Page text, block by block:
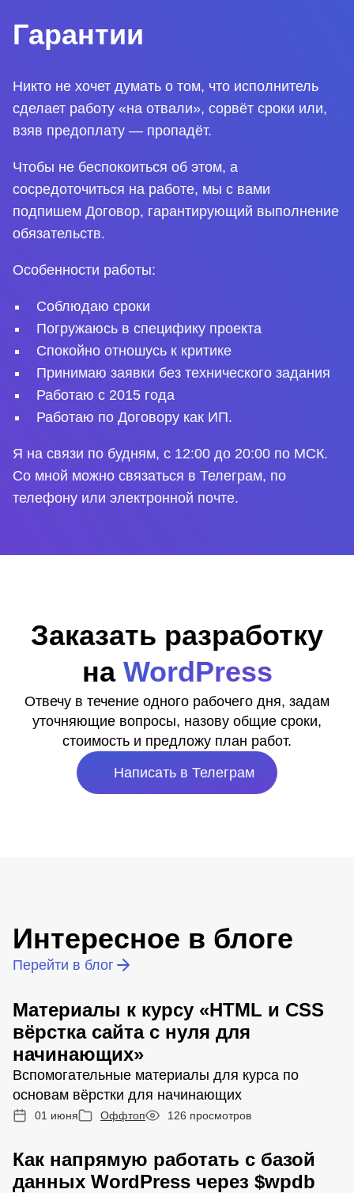
Гарантии
Никто не хочет думать о том, что исполнитель
сделает работу «на отвали», сорвёт сроки или,
взяв предоплату — пропадёт.
Чтобы не беспокоиться об этом, а
сосредоточиться на работе, мы с вами
подпишем Договор, гарантирующий выполнение
обязательств.
Особенности работы:
Соблюдаю сроки
Погружаюсь в специфику проекта
Спокойно отношусь к критике
Принимаю заявки без технического задания
Работаю с 2015 года
Работаю по Договору как ИП.
Я на связи по будням, с 12:00 до 20:00 по МСК.
Со мной можно связаться в Телеграм, по
телефону или электронной почте.
Заказать разработку
на WordPress
Отвечу в течение одного рабочего дня, задам
уточняющие вопросы, назову общие сроки,
стоимость и предложу план работ.
Написать в Телеграм
Интересное в блоге
Перейти в блог
Материалы к курсу «HTML и CSS
вёрстка сайта с нуля для
начинающих»
Вспомогательные материалы для курса по
основам вёрстки для начинающих
01 июня Оффтоп 126 просмотров
Как напрямую работать с базой
данных WordPress через $wpdb